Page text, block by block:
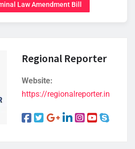
Law Amendment Bill
Regional Reporter
Website:
https://regionalreporter.in